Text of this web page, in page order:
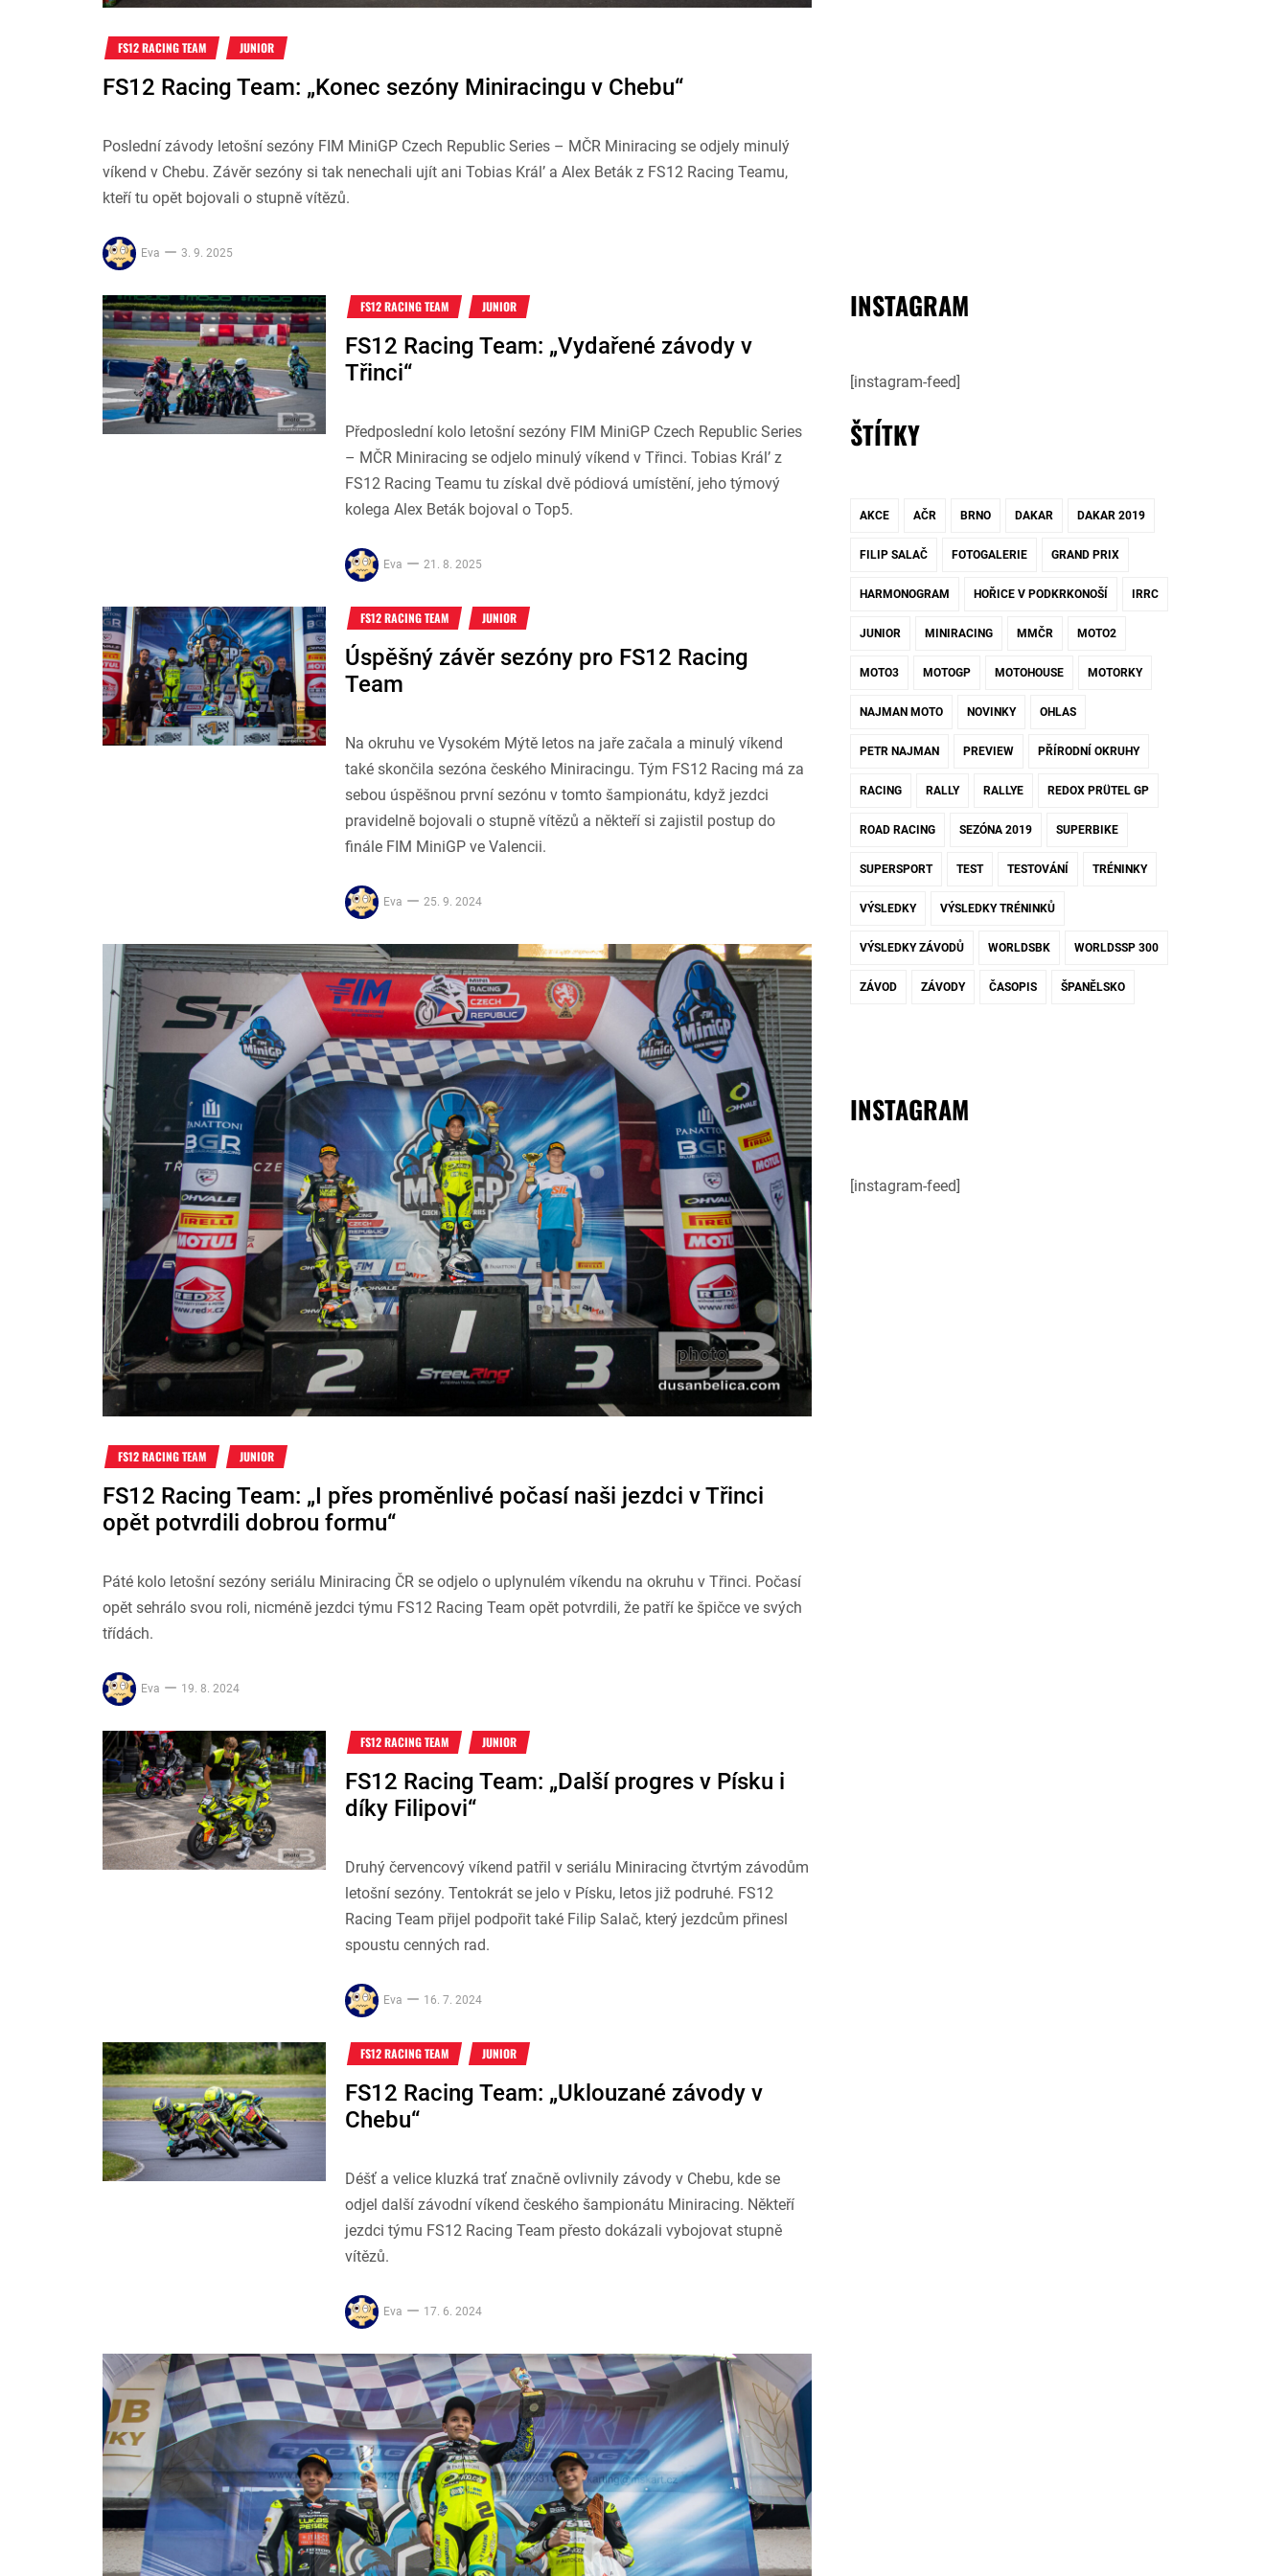
FS12 RACING TEAM JUNIOR
FS12 Racing Team: „Konec sezóny Miniracingu v Chebu“
Poslední závody letošní sezóny FIM MiniGP Czech Republic Series – MČR Miniracing se odjely minulý
víkend v Chebu. Závěr sezóny si tak nenechali ujít ani Tobias Král’ a Alex Beták z FS12 Racing Teamu,
kteří tu opět bojovali o stupně vítězů.
Eva 3. 9. 2025
FS12 RACING TEAM JUNIOR
FS12 Racing Team: „Vydařené závody v
Třinci“
Předposlední kolo letošní sezóny FIM MiniGP Czech Republic Series
– MČR Miniracing se odjelo minulý víkend v Třinci. Tobias Král’ z
FS12 Racing Teamu tu získal dvě pódiová umístění, jeho týmový
kolega Alex Beták bojoval o Top5.
Eva 21. 8. 2025
FS12 RACING TEAM JUNIOR
Úspěšný závěr sezóny pro FS12 Racing
Team
Na okruhu ve Vysokém Mýtě letos na jaře začala a minulý víkend
také skončila sezóna českého Miniracingu. Tým FS12 Racing má za
sebou úspěšnou první sezónu v tomto šampionátu, když jezdci
pravidelně bojovali o stupně vítězů a někteří si zajistil postup do
finále FIM MiniGP ve Valencii.
Eva 25. 9. 2024
FS12 RACING TEAM JUNIOR
FS12 Racing Team: „I přes proměnlivé počasí naši jezdci v Třinci
opět potvrdili dobrou formu“
Páté kolo letošní sezóny seriálu Miniracing ČR se odjelo o uplynulém víkendu na okruhu v Třinci. Počasí
opět sehrálo svou roli, nicméně jezdci týmu FS12 Racing Team opět potvrdili, že patří ke špičce ve svých
třídách.
Eva 19. 8. 2024
FS12 RACING TEAM JUNIOR
FS12 Racing Team: „Další progres v Písku i
díky Filipovi“
Druhý červencový víkend patřil v seriálu Miniracing čtvrtým závodům
letošní sezóny. Tentokrát se jelo v Písku, letos již podruhé. FS12
Racing Team přijel podpořit také Filip Salač, který jezdcům přinesl
spoustu cenných rad.
Eva 16. 7. 2024
FS12 RACING TEAM JUNIOR
FS12 Racing Team: „Uklouzané závody v
Chebu“
Déšť a velice kluzká trať značně ovlivnily závody v Chebu, kde se
odjel další závodní víkend českého šampionátu Miniracing. Někteří
jezdci týmu FS12 Racing Team přesto dokázali vybojovat stupně
vítězů.
Eva 17. 6. 2024
INSTAGRAM
[instagram-feed]
ŠTÍTKY
AKCE AČR BRNO DAKAR DAKAR 2019
FILIP SALAČ FOTOGALERIE GRAND PRIX
HARMONOGRAM HOŘICE V PODKRKONOŠÍ IRRC
JUNIOR MINIRACING MMČR MOTO2
MOTO3 MOTOGP MOTOHOUSE MOTORKY
NAJMAN MOTO NOVINKY OHLAS
PETR NAJMAN PREVIEW PŘÍRODNÍ OKRUHY
RACING RALLY RALLYE REDOX PRÜTEL GP
ROAD RACING SEZÓNA 2019 SUPERBIKE
SUPERSPORT TEST TESTOVÁNÍ TRÉNINKY
VÝSLEDKY VÝSLEDKY TRÉNINKŮ
VÝSLEDKY ZÁVODŮ WORLDSBK WORLDSSP 300
ZÁVOD ZÁVODY ČASOPIS ŠPANĚLSKO
INSTAGRAM
[instagram-feed]